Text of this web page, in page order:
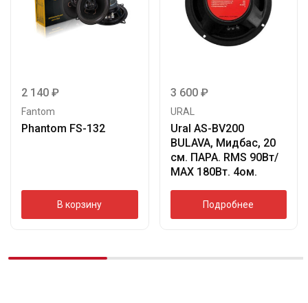
2 140 ₽
Fantom
Phantom FS-132
В корзину
3 600 ₽
URAL
Ural AS-BV200
BULAVA, Мидбас, 20
см. ПАРА. RMS 90Вт/
МАХ 180Вт. 4ом.
Подробнее